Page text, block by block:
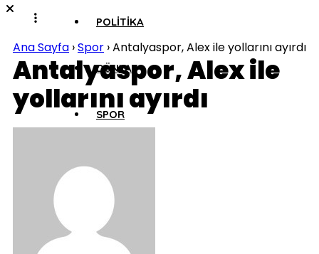
POLITIKA
DÜNYA
SPOR
SAĞLIK
Ana Sayfa ›Spor ›Antalyaspor, Alex ile yollarını ayırdı
Antalyaspor, Alex ile
yollarını ayırdı